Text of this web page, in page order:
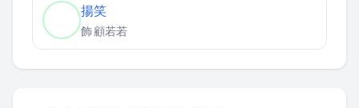
揚笑
飾顧若若